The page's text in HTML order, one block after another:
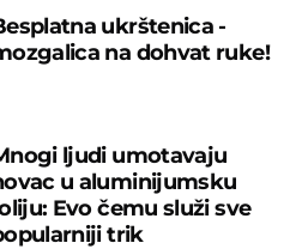
ukrštenica -
na dohvat ruke!
ljudi umotavaju
u aluminijumsku
Evo čemu služi sve
trik